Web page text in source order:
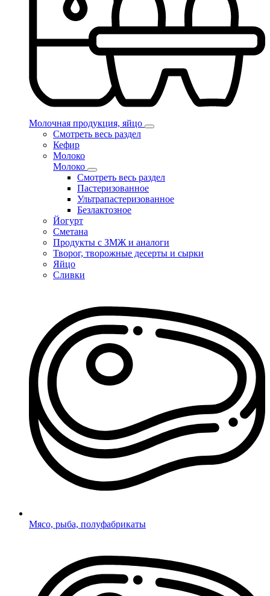
Молочная продукция, яйцо
Смотреть весь раздел
Кефир
Молоко
Молоко
Смотреть весь раздел
Пастеризованное
Ультрапастеризованное
Безлактозное
Йогурт
Сметана
Продукты с ЗМЖ и аналоги
Творог, творожные десерты и сырки
Яйцо
Сливки
Мясо, рыба, полуфабрикаты